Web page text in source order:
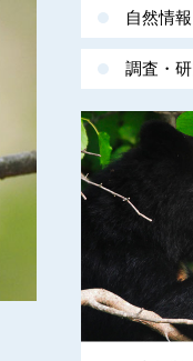
自然情報
調査・